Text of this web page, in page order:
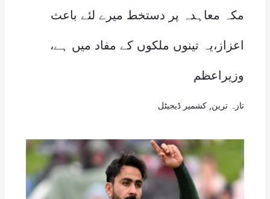
مکہ معاہدہ پر دستخط میرے لئے باعث
اعزاز،یہ تینوں ملکوں کے مفاد میں ہے،
وزیراعظم
تازہ ترین کشمیر ڈیجیٹل